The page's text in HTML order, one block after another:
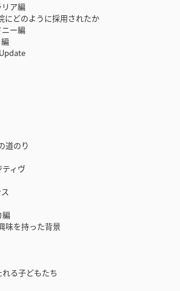
リア編
どのように採用されたか
ニー編
編
道のり
ィヴ
編
味を持った背景
る子どもたち